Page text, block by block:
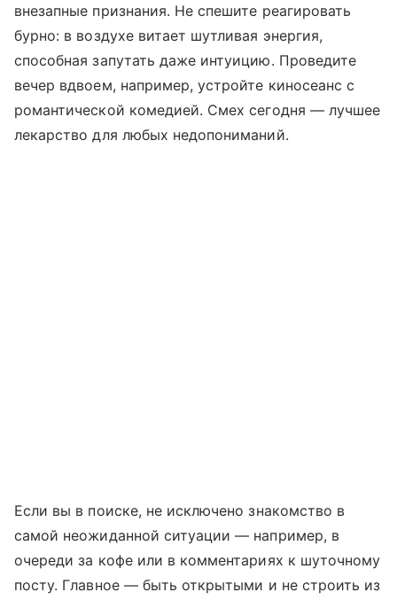
внезапные признания. Не спешите реагировать
бурно: в воздухе витает шутливая энергия,
способная запутать даже интуицию. Проведите
вечер вдвоем, например, устройте киносеанс с
романтической комедией. Смех сегодня — лучшее
лекарство для любых недопониманий.
Если вы в поиске, не исключено знакомство в
самой неожиданной ситуации — например, в
очереди за кофе или в комментариях к шуточному
посту. Главное — быть открытыми и не строить из